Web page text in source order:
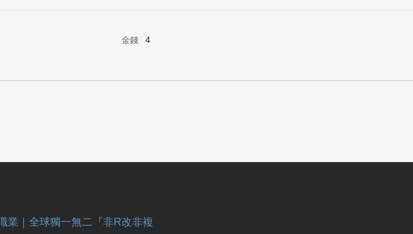
金錢
4
業｜全球獨一無二『非R改非複